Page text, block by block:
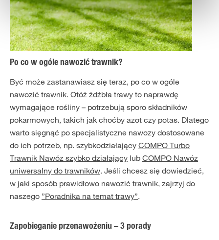
Po co w ogóle nawozić trawnik?
Być może zastanawiasz się teraz, po co w ogóle
nawozić trawnik. Otóż źdźbła trawy to naprawdę
wymagające rośliny – potrzebują sporo składników
pokarmowych, takich jak choćby azot czy potas. Dlatego
warto sięgnąć po specjalistyczne nawozy dostosowane
do ich potrzeb, np. szybkodziałający COMPO Turbo
Trawnik Nawóz szybko działający lub COMPO Nawóz
uniwersalny do trawników. Jeśli chcesz się dowiedzieć,
w jaki sposób prawidłowo nawozić trawnik, zajrzyj do
naszego ”Poradnika na temat trawy”.
Zapobieganie przenawożeniu – 3 porady